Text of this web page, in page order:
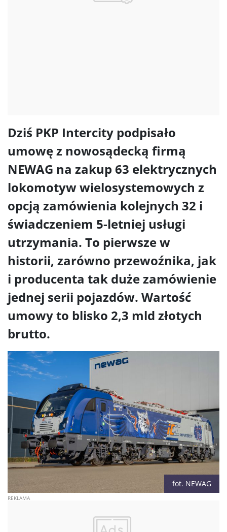
Dziś PKP Intercity podpisało
umowę z nowosądecką firmą
NEWAG na zakup 63 elektrycznych
lokomotyw wielosystemowych z
opcją zamówienia kolejnych 32 i
świadczeniem 5-letniej usługi
utrzymania. To pierwsze w
historii, zarówno przewoźnika, jak
i producenta tak duże zamówienie
jednej serii pojazdów. Wartość
umowy to blisko 2,3 mld złotych
brutto.
fot. NEWAG